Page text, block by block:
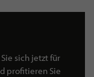
sich jetzt für
profitieren Sie